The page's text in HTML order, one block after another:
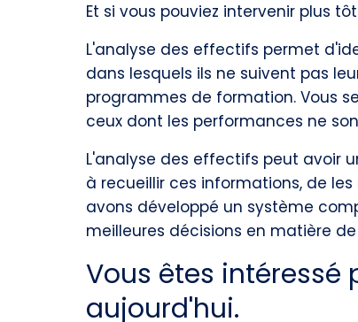
Et si vous pouviez intervenir plus
L'analyse des effectifs permet
dans lesquels ils ne suivent pas
programmes de formation. Vous
ceux dont les performances ne
L'analyse des effectifs peut avoir
à recueillir ces informations, de
avons développé un système
meilleures décisions en matière
Vous êtes intéressé
aujourd'hui.